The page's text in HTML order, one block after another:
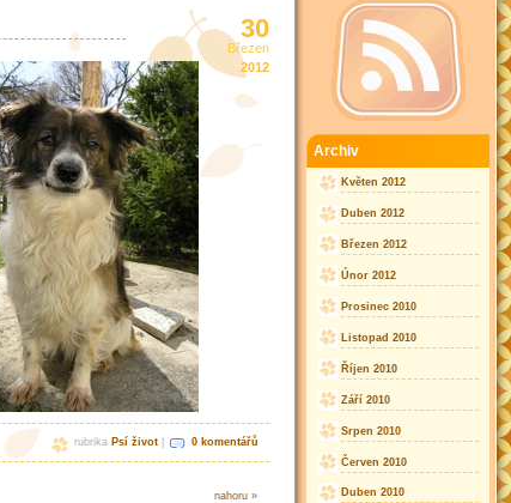
30
Březen
2012
rubrika Psí život 0 komentářů
nahoru »
Archiv
Květen 2012
Duben 2012
Březen 2012
Únor 2012
Prosinec 2010
Listopad 2010
Říjen 2010
Září 2010
Srpen 2010
Červen 2010
Duben 2010